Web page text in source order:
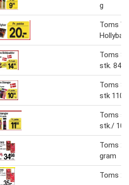
g
Toms
Hollybar
Toms
stk. 84
Toms
stk 110-
Toms
stk./
Toms
gram
Toms